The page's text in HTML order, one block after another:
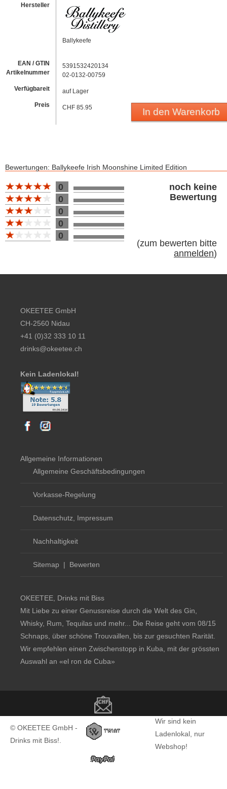
Hersteller
Ballykeefe
EAN / GTIN
Artikelnummer
5391532420134
02-0132-00759
Verfügbareit
auf Lager
Preis
CHF 85.95 In den Warenkorb
Bewertungen: Ballykeefe Irish Moonshine Limited Edition
Bewertung 100
0
0
0
0
noch keine
Bewertung
(zum bewerten bitte
anmelden)
© OKEETEE GmbH -
Drinks mit Biss!.
Wir sind kein
Ladenlokal, nur
Webshop!
OKEETEE GmbH
CH-2560 Nidau
+41 (0)32 333 10 11
drinks@okeetee.ch
Kein Ladenlokal!
Allgemeine Informationen
Allgemeine Geschäftsbedingungen
Vorkasse-Regelung
Datenschutz, Impressum
Nachhaltigkeit
Sitemap | Bewerten
OKEETEE, Drinks mit Biss
Mit Liebe zu einer Genussreise durch die Welt des Gin,
Whisky, Rum, Tequilas und mehr... Die Reise geht vom 08/15
Schnaps, über schöne Trouvaillen, bis zur gesuchten Rarität.
Wir empfehlen einen Zwischenstopp in Kuba, mit der grössten
Auswahl an «el ron de Cuba»